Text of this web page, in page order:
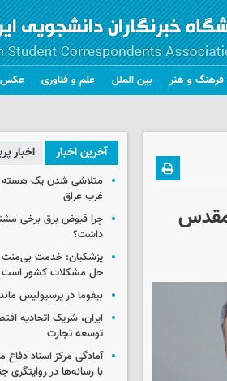
فرهنگ و هنر بین الملل علم و فناوری عکس
مقدس
آخرین اخبار اخبار
متلاشی شدن یک هسته
غرب عراق
چرا قبوض برق برخی
داشت؟
پزشکیان: خدمت بی‌منت
حل مشکلات کشور است
بیفوما در پرسپولیس
ایران، شریک اتحادیه
توسعه تجارت
آمادگی مرکز اسناد
با رسانه‌ها در روایتگری